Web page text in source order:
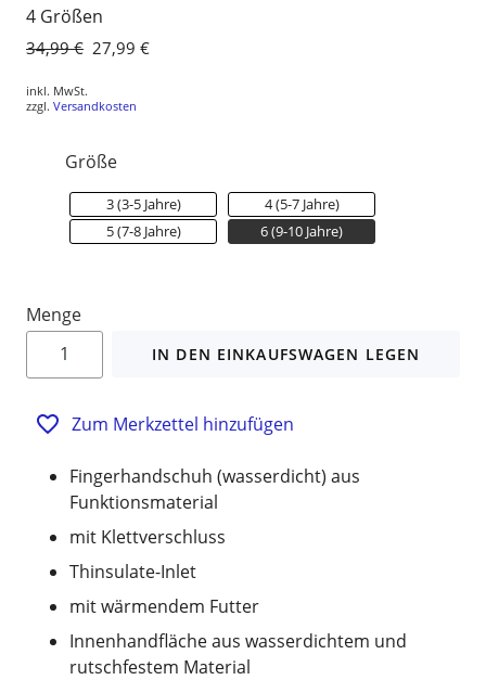
4 Größen
Normaler
34,99 € Sonderpreis
27,99 €
inkl. MwSt.
zzgl. Versandkosten
Größe
3 (3-5 Jahre)
4 (5-7 Jahre)
5 (7-8 Jahre)
6 (9-10 Jahre)
Menge
IN DEN EINKAUFSWAGEN LEGEN
Zum Merkzettel hinzufügen
Fingerhandschuh (wasserdicht) aus
Funktionsmaterial
mit Klettverschluss
Thinsulate-Inlet
mit wärmendem Futter
Innenhandfläche aus wasserdichtem und
rutschfestem Material